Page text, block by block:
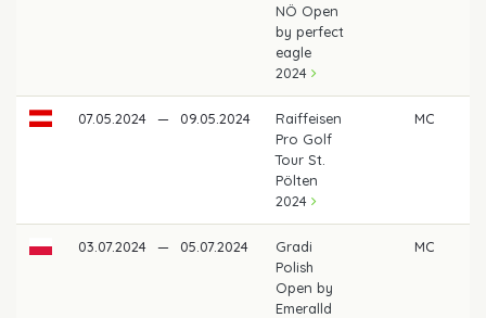
NÖ Open
by perfect
eagle
2024
07.05.2024 — 09.05.2024
Raiffeisen
Pro Golf
Tour St.
Pölten
2024
MC
03.07.2024 — 05.07.2024
Gradi
Polish
Open by
Emeralld
MC